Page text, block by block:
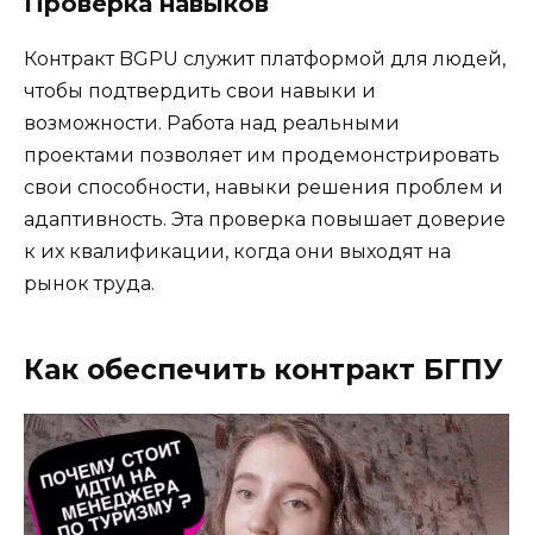
Контракт BGPU служит платформой для людей,
чтобы подтвердить свои навыки и
возможности. Работа над реальными
проектами позволяет им продемонстрировать
свои способности, навыки решения проблем и
адаптивность. Эта проверка повышает доверие
к их квалификации, когда они выходят на
рынок труда.
Как обеспечить контракт БГПУ